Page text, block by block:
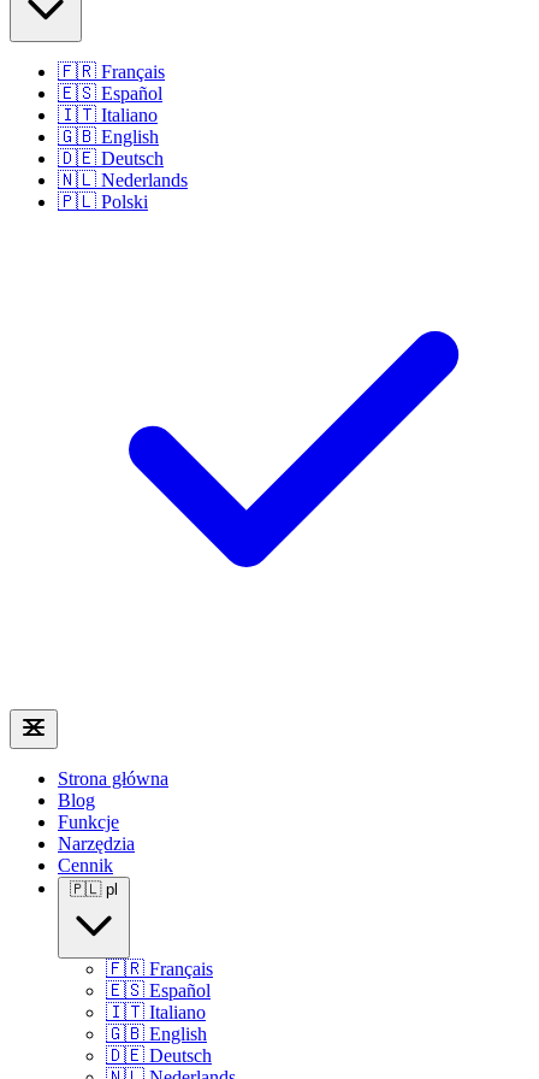
🇫🇷 Français
🇪🇸 Español
🇮🇹 Italiano
🇬🇧 English
🇩🇪 Deutsch
🇳🇱 Nederlands
🇵🇱 Polski
Strona główna
Blog
Funkcje
Narzędzia
Cennik
🇵🇱 pl
🇫🇷 Français
🇪🇸 Español
🇮🇹 Italiano
🇬🇧 English
🇩🇪 Deutsch